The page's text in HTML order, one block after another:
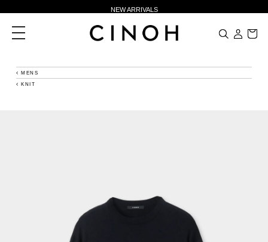
NEW ARRIVALS
新規会員登録500ポイントプレゼント
夏季休業に伴う一部業務休業のお知らせ
toggle
navigation
MENS
KNIT